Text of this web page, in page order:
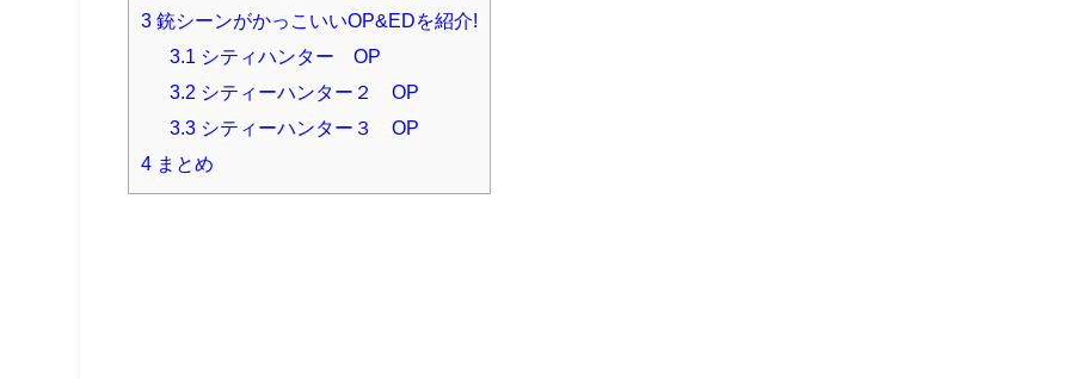
3 銃シーンがかっこいいOP&EDを紹介!
3.1
シティハンター OP
3.2 シティーハンター２ OP
3.3 シティーハンター３ OP
4 まとめ